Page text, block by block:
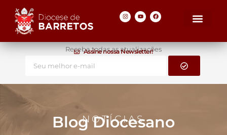
Assine nossa Newsletter!
Receba todas as atualizações
NOTÍCIAS
Blog Diocesano